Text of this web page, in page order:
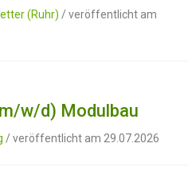
(Ruhr) / veröffentlicht am
w/d) Modulbau
/ veröffentlicht am 29.07.2026